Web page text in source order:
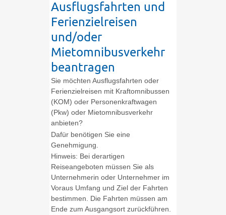
Ausflugsfahrten und
Ferienzielreisen
und/oder
Mietomnibusverkehr
beantragen
Sie möchten Ausflugsfahrten oder
Ferienzielreisen mit Kraftomnibussen
(KOM) oder Personenkraftwagen
(Pkw) oder Mietomnibusverkehr
anbieten?
Dafür benötigen Sie eine
Genehmigung.
Hinweis: Bei derartigen
Reiseangeboten müssen Sie als
Unternehmerin oder Unternehmer im
Voraus Umfang und Ziel der Fahrten
bestimmen. Die Fahrten müssen am
Ende zum Ausgangsort zurückführen.